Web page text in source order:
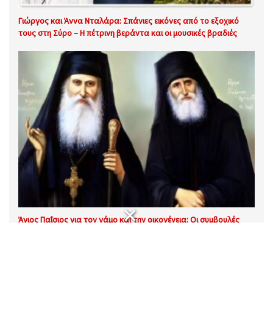
Γιώργος και Άννα Νταλάρα: Σπάνιες εικόνες από το εξοχικό
τους στη Σύρο – Η πέτρινη βεράντα και οι μουσικές βραδιές
Άγιος Παΐσιος για τον γάμο και την οικογένεια: Οι συμβουλές